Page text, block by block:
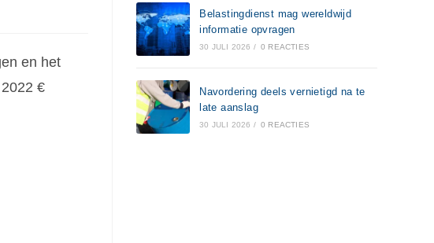
en het
€
Belastingdienst mag wereldwijd
informatie opvragen
30 JULI 2026 / 0 REACTIES
Navordering deels vernietigd na te
late aanslag
30 JULI 2026 / 0 REACTIES